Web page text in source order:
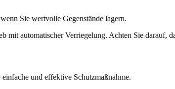
Sie wertvolle Gegenstände lagern.
mit automatischer Verriegelung. Achten Sie darauf,
und effektive Schutzmaßnahme.